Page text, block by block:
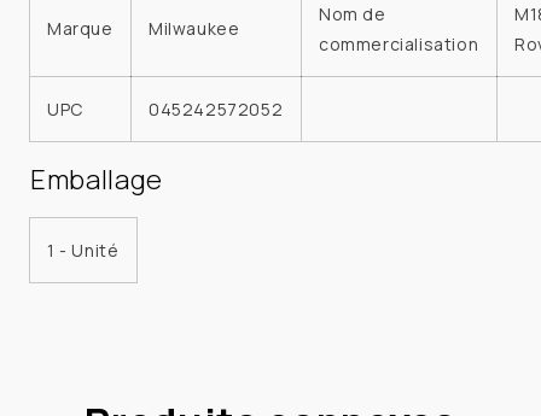
Marque Milwaukee
Nom de
commercialisation
UPC 045242572052
Emballage
1 - Unité